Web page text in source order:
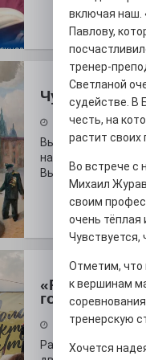
Чувство
28.07.2026
Выставка
на который
Выставочный зал
«Районы-
городу
27.07.2026
Радость в
включая наш.
Павлову,
тренер-
Светланой
судействе. В
честь, на
растит своих
Во встрече с
Михаил
своим
очень тёплая
Чувствуется,
Отметим, что
к вершинам
тренерскую
Хочется